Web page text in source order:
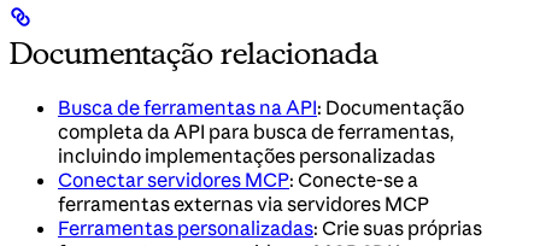
Documentação relacionada
Busca de ferramentas na API: Documentação
completa da API para busca de ferramentas,
incluindo implementações personalizadas
Conectar servidores MCP: Conecte-se a
ferramentas externas via servidores MCP
Ferramentas personalizadas: Crie suas próprias